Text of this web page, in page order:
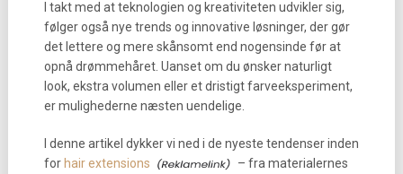
I takt med at teknologien og kreativiteten udvikler sig,
følger også nye trends og innovative løsninger, der gør
det lettere og mere skånsomt end nogensinde før at
opnå drømmehåret. Uanset om du ønsker naturligt
look, ekstra volumen eller et dristigt farveeksperiment,
er mulighederne næsten uendelige.
I denne artikel dykker vi ned i de nyeste tendenser inden
for hair extensions
– fra materialernes